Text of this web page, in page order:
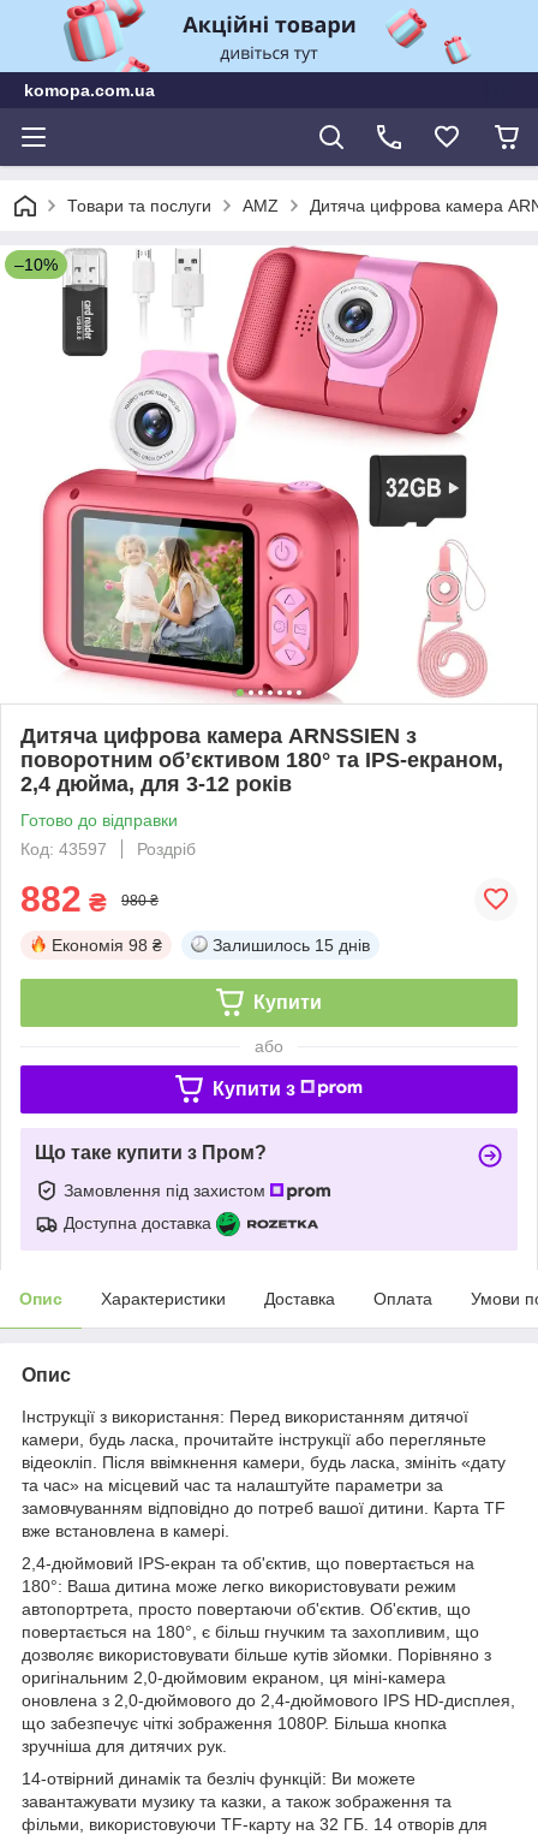
komopa.com.ua
Товари та послуги AMZ Дитяча цифрова камера
–10%
Дитяча цифрова камера ARNSSIEN з
поворотним обʼєктивом 180° та IPS-екраном,
2,4 дюйма, для 3-12 років
Готово до відправки
Код: 43597
Роздріб
882 ₴ 980 ₴
Економія 98 ₴ Залишилось 15 днів
Купити
або
Купити з
Що таке купити з Пром?
Замовлення під захистом
Доступна доставка
Опис Характеристики Доставка Оплата Умови
Опис
Інструкції з використання: Перед використанням дитячої
камери, будь ласка, прочитайте інструкції або перегляньте
відеокліп. Після ввімкнення камери, будь ласка, змініть «дату
та час» на місцевий час та налаштуйте параметри за
замовчуванням відповідно до потреб вашої дитини. Карта TF
вже встановлена в камері.
2,4-дюймовий IPS-екран та об'єктив, що повертається на
180°: Ваша дитина може легко використовувати режим
автопортрета, просто повертаючи об'єктив. Об'єктив, що
повертається на 180°, є більш гнучким та захопливим, що
дозволяє використовувати більше кутів зйомки. Порівняно з
оригінальним 2,0-дюймовим екраном, ця міні-камера
оновлена з 2,0-дюймового до 2,4-дюймового IPS HD-дисплея,
що забезпечує чіткі зображення 1080P. Більша кнопка
зручніша для дитячих рук.
14-отвірний динамік та безліч функцій: Ви можете
завантажувати музику та казки, а також зображення та
фільми, використовуючи TF-карту на 32 ГБ. 14 отворів для